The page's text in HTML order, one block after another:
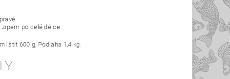
zipem po celé délce
štít 600 g, Podlaha 1,4 kg.